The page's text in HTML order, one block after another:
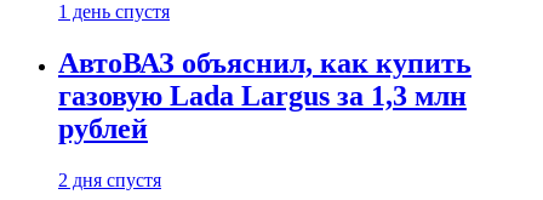
1 день спустя
АвтоВАЗ объяснил, как купить
газовую Lada Largus за 1,3 млн
рублей
2 дня спустя